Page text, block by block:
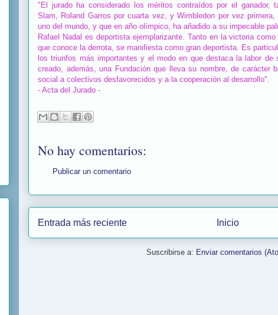
"El jurado ha considerado los méritos contraídos por el ganador,
Slam, Roland Garros por cuarta vez, y Wimbledon por vez
uno del mundo, y que en año olímpico, ha añadido a su impecable
Rafael Nadal es deportista ejemplarizante. Tanto en la victoria
que conoce la derrota, se manifiesta como gran deportista. Es
los triunfos más importantes y el modo en que destaca la labor de
creado, además, una Fundación que lleva su nombre, de carácter
social a colectivos desfavorecidos y a la cooperación al desarrollo".
- Acta del Jurado -
No hay comentarios:
Publicar un comentario
Entrada más reciente Inicio
Suscribirse a: Enviar comentarios